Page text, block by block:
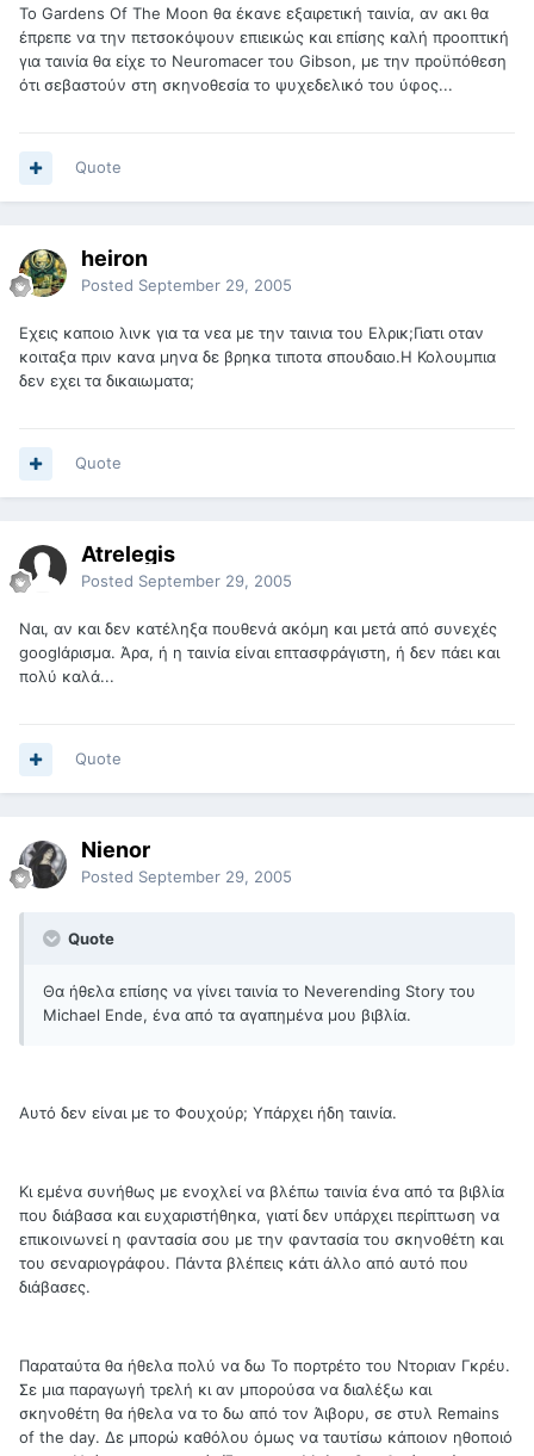
Το Gardens Of The Moon θα έκανε εξαιρετική ταινία, αν ακι θα
έπρεπε να την πετσοκόψουν επιεικώς και επίσης καλή προοπτική
για ταινία θα είχε το Neuromacer του Gibson, με την προϋπόθεση
ότι σεβαστούν στη σκηνοθεσία το ψυχεδελικό του ύφος...
Quote
heiron
Posted September 29, 2005
Εχεις καποιο λινκ για τα νεα με την ταινια του Ελρικ;Γιατι οταν
κοιταξα πριν κανα μηνα δε βρηκα τιποτα σπουδαιο.Η Κολουμπια
δεν εχει τα δικαιωματα;
Quote
Atrelegis
Posted September 29, 2005
Ναι, αν και δεν κατέληξα πουθενά ακόμη και μετά από συνεχές
googlάρισμα. Άρα, ή η ταινία είναι επτασφράγιστη, ή δεν πάει και
πολύ καλά...
Quote
Nienor
Posted September 29, 2005
Quote
Θα ήθελα επίσης να γίνει ταινία το Neverending Story του
Michael Ende, ένα από τα αγαπημένα μου βιβλία.
Αυτό δεν είναι με το Φουχούρ; Υπάρχει ήδη ταινία.
Κι εμένα συνήθως με ενοχλεί να βλέπω ταινία ένα από τα βιβλία
που διάβασα και ευχαριστήθηκα, γιατί δεν υπάρχει περίπτωση να
επικοινωνεί η φαντασία σου με την φαντασία του σκηνοθέτη και
του σεναριογράφου. Πάντα βλέπεις κάτι άλλο από αυτό που
διάβασες.
Παραταύτα θα ήθελα πολύ να δω Το πορτρέτο του Ντοριαν Γκρέυ.
Σε μια παραγωγή τρελή κι αν μπορούσα να διαλέξω και
σκηνοθέτη θα ήθελα να το δω από τον Άιβορυ, σε στυλ Remains
of the day. Δε μπορώ καθόλου όμως να ταυτίσω κάποιον ηθοποιό